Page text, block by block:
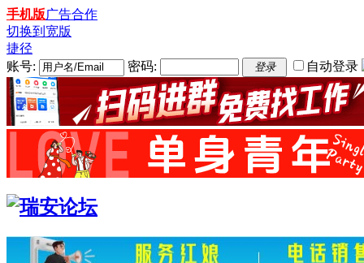
手机版广告合作
切换到宽版
捷径
账号:
密码: 登录 自动登录